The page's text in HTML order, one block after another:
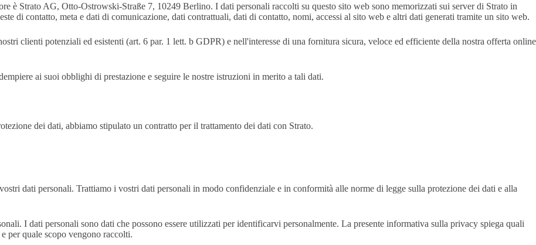
è Strato AG, Otto-Ostrowski-Straße 7, 10249 Berlino. I dati personali raccolti su questo sito web sono memorizzati sui server di Strato in
di contatto, meta e dati di comunicazione, dati contrattuali, dati di contatto, nomi, accessi al sito web e altri dati generati tramite un sito web.
clienti potenziali ed esistenti (art. 6 par. 1 lett. b GDPR) e nell'interesse di una fornitura sicura, veloce ed efficiente della nostra offerta online
ai suoi obblighi di prestazione e seguire le nostre istruzioni in merito a tali dati.
dei dati, abbiamo stipulato un contratto per il trattamento dei dati con Strato.
dati personali. Trattiamo i vostri dati personali in modo confidenziale e in conformità alle norme di legge sulla protezione dei dati e alla
I dati personali sono dati che possono essere utilizzati per identificarvi personalmente. La presente informativa sulla privacy spiega quali
per quale scopo vengono raccolti.